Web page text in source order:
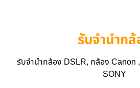
รับจำนำก
รับจำนำกล้อง DSLR, กล้อง Canon
SONY